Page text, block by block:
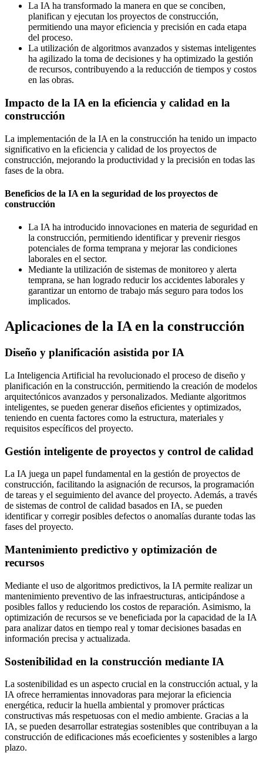
La IA ha transformado la manera en que se conciben,
planifican y ejecutan los proyectos de construcción,
permitiendo una mayor eficiencia y precisión en cada etapa
del proceso.
La utilización de algoritmos avanzados y sistemas inteligentes
ha agilizado la toma de decisiones y ha optimizado la gestión
de recursos, contribuyendo a la reducción de tiempos y costos
en las obras.
Impacto de la IA en la eficiencia y calidad en la
construcción
La implementación de la IA en la construcción ha tenido un impacto
significativo en la eficiencia y calidad de los proyectos de
construcción, mejorando la productividad y la precisión en todas las
fases de la obra.
Beneficios de la IA en la seguridad de los proyectos de
construcción
La IA ha introducido innovaciones en materia de seguridad en
la construcción, permitiendo identificar y prevenir riesgos
potenciales de forma temprana y mejorar las condiciones
laborales en el sector.
Mediante la utilización de sistemas de monitoreo y alerta
temprana, se han logrado reducir los accidentes laborales y
garantizar un entorno de trabajo más seguro para todos los
implicados.
Aplicaciones de la IA en la construcción
Diseño y planificación asistida por IA
La Inteligencia Artificial ha revolucionado el proceso de diseño y
planificación en la construcción, permitiendo la creación de modelos
arquitectónicos avanzados y personalizados. Mediante algoritmos
inteligentes, se pueden generar diseños eficientes y optimizados,
teniendo en cuenta factores como la estructura, materiales y
requisitos específicos del proyecto.
Gestión inteligente de proyectos y control de calidad
La IA juega un papel fundamental en la gestión de proyectos de
construcción, facilitando la asignación de recursos, la programación
de tareas y el seguimiento del avance del proyecto. Además, a través
de sistemas de control de calidad basados en IA, se pueden
identificar y corregir posibles defectos o anomalías durante todas las
fases del proyecto.
Mantenimiento predictivo y optimización de
recursos
Mediante el uso de algoritmos predictivos, la IA permite realizar un
mantenimiento preventivo de las infraestructuras, anticipándose a
posibles fallos y reduciendo los costos de reparación. Asimismo, la
optimización de recursos se ve beneficiada por la capacidad de la IA
para analizar datos en tiempo real y tomar decisiones basadas en
información precisa y actualizada.
Sostenibilidad en la construcción mediante IA
La sostenibilidad es un aspecto crucial en la construcción actual, y la
IA ofrece herramientas innovadoras para mejorar la eficiencia
energética, reducir la huella ambiental y promover prácticas
constructivas más respetuosas con el medio ambiente. Gracias a la
IA, se pueden desarrollar estrategias sostenibles que contribuyan a la
construcción de edificaciones más ecoeficientes y sostenibles a largo
plazo.